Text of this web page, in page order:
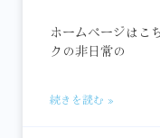
ホームページはこ
クの非日常の
続きを読む »